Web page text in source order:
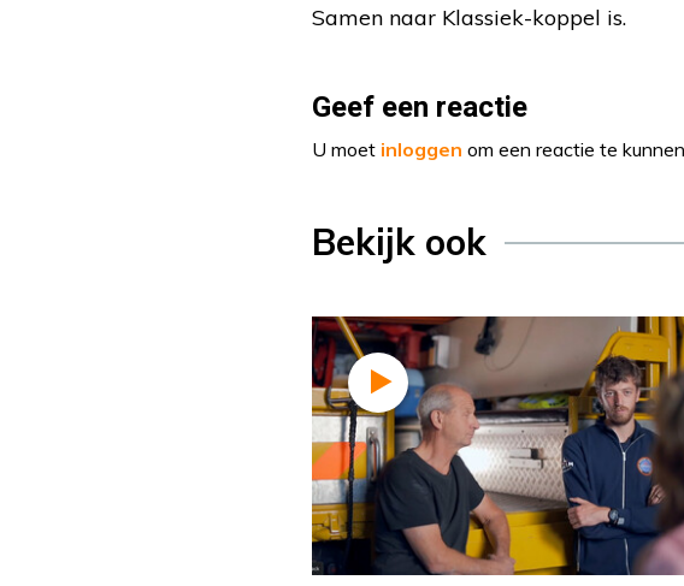
Samen naar Klassiek-koppel is.
Geef een reactie
U moet inloggen om een reactie te
Bekijk ook